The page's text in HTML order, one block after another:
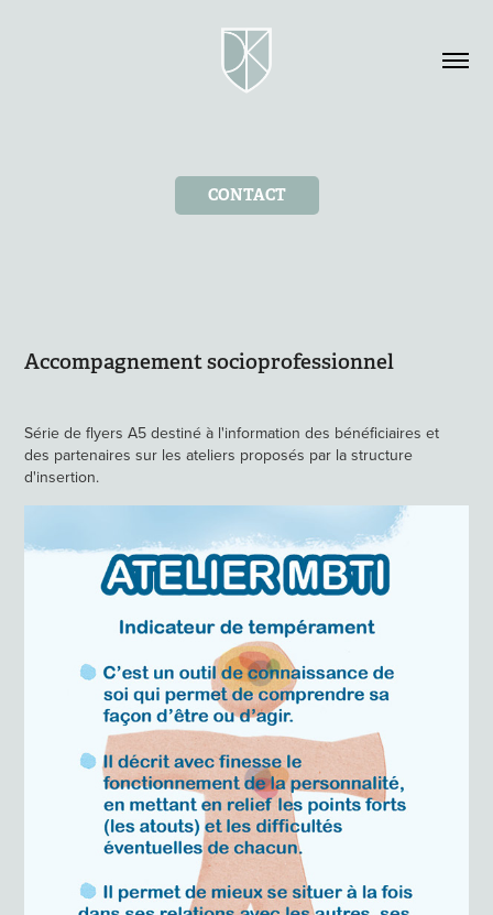
CONTACT
Accompagnement socioprofessionnel
Série de flyers A5 destiné à l'information des bénéficiaires et
des partenaires sur les ateliers proposés par la structure
d'insertion.